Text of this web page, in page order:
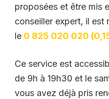
proposées et être mis
conseiller expert, il est
le 0 825 020 020
Ce service est
de 9h à 19h30 et le
vous avez déjà pris